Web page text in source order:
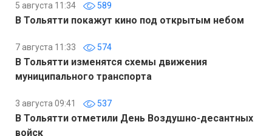
5 августа 11:34 589
В Тольятти покажут кино под открытым небом
7 августа 11:33 574
В Тольятти изменятся схемы движения
муниципального транспорта
3 августа 09:41 537
В Тольятти отметили День Воздушно-десантных
войск